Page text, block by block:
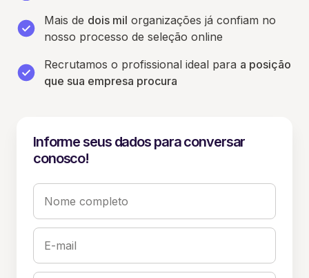
Mais de dois mil organizações já confiam no
nosso processo de seleção online
Recrutamos o profissional ideal para a posição
que sua empresa procura
Informe seus dados para conversar
conosco!
Nome completo
E-mail